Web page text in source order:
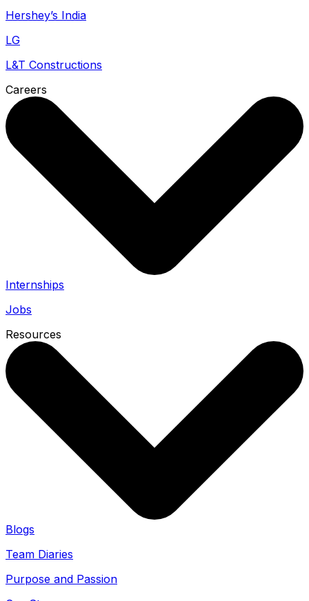
Hershey’s India
LG
L&T Constructions
Careers
Internships
Jobs
Resources
Blogs
Team Diaries
Purpose and Passion